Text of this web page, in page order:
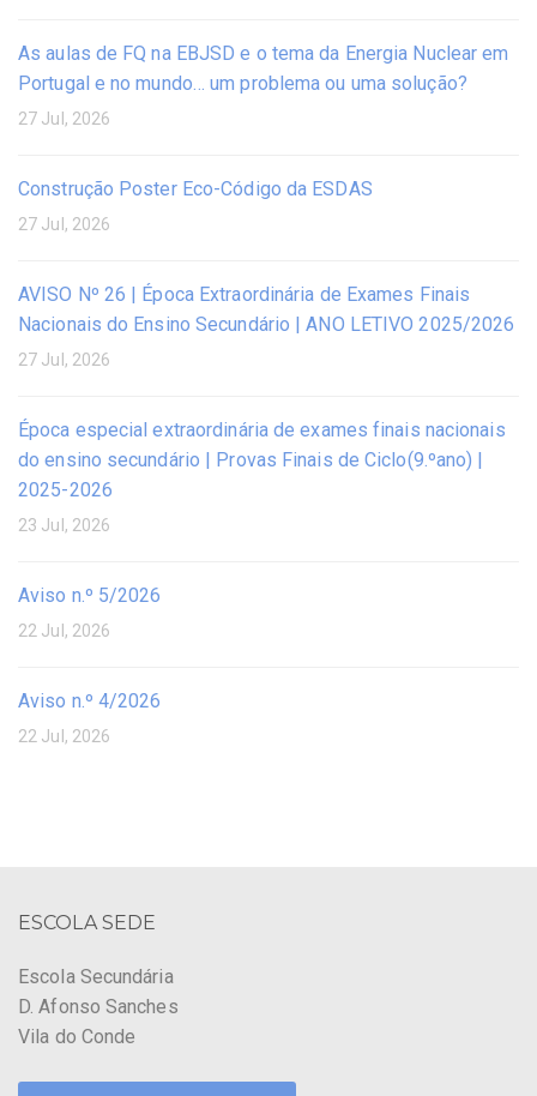
As aulas de FQ na EBJSD e o tema da Energia Nuclear em
Portugal e no mundo… um problema ou uma solução?
27 Jul, 2026
Construção Poster Eco-Código da ESDAS
27 Jul, 2026
AVISO Nº 26 | Época Extraordinária de Exames Finais
Nacionais do Ensino Secundário | ANO LETIVO 2025/2026
27 Jul, 2026
Época especial extraordinária de exames finais nacionais
do ensino secundário | Provas Finais de Ciclo(9.ºano) |
2025-2026
23 Jul, 2026
Aviso n.º 5/2026
22 Jul, 2026
Aviso n.º 4/2026
22 Jul, 2026
ESCOLA SEDE
Escola Secundária
D. Afonso Sanches
Vila do Conde